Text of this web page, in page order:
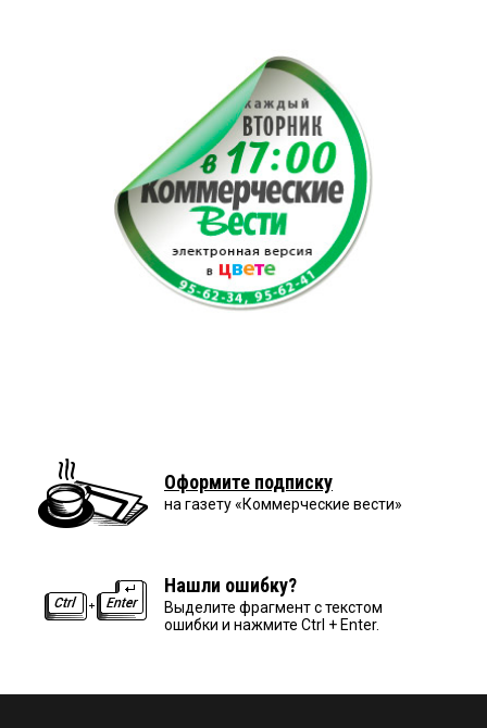
Оформите подписку
на газету «Коммерческие вести»
Нашли ошибку?
Выделите фрагмент с текстом
ошибки и нажмите Ctrl + Enter.